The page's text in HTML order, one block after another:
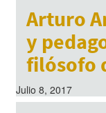
Arturo
y
filósofo
Julio 8, 2017